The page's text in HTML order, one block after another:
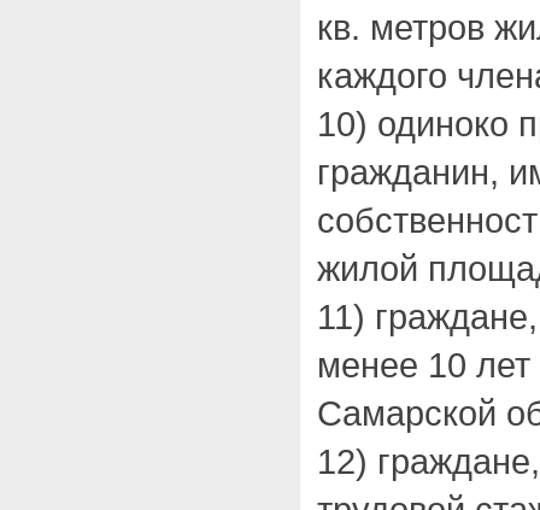
кв. метров
каждого
10) одиноко
гражданин,
жилой
11)
менее 10 лет
Самарской
12)